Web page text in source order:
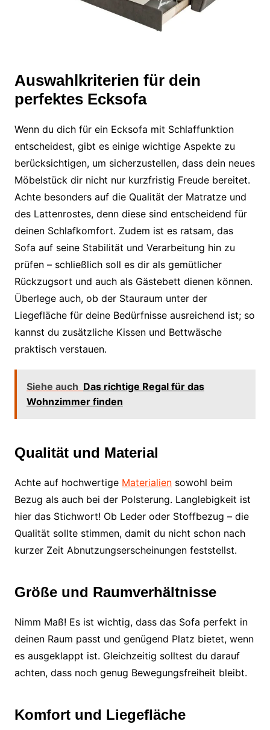
Auswahlkriterien für dein
perfektes Ecksofa
Wenn du dich für ein Ecksofa mit Schlaffunktion
entscheidest, gibt es einige wichtige Aspekte zu
berücksichtigen, um sicherzustellen, dass dein neues
Möbelstück dir nicht nur kurzfristig Freude bereitet.
Achte besonders auf die Qualität der Matratze und
des Lattenrostes, denn diese sind entscheidend für
deinen Schlafkomfort. Zudem ist es ratsam, das
Sofa auf seine Stabilität und Verarbeitung hin zu
prüfen – schließlich soll es dir als gemütlicher
Rückzugsort und auch als Gästebett dienen können.
Überlege auch, ob der Stauraum unter der
Liegefläche für deine Bedürfnisse ausreichend ist; so
kannst du zusätzliche Kissen und Bettwäsche
praktisch verstauen.
Siehe auch Das richtige Regal für das
Wohnzimmer finden
Qualität und Material
Achte auf hochwertige Materialiensowohl beim
Bezug als auch bei der Polsterung. Langlebigkeit ist
hier das Stichwort! Ob Leder oder Stoffbezug – die
Qualität sollte stimmen, damit du nicht schon nach
kurzer Zeit Abnutzungserscheinungen feststellst.
Größe und Raumverhältnisse
Nimm Maß! Es ist wichtig, dass das Sofa perfekt in
deinen Raum passt und genügend Platz bietet, wenn
es ausgeklappt ist. Gleichzeitig solltest du darauf
achten, dass noch genug Bewegungsfreiheit bleibt.
Komfort und Liegefläche